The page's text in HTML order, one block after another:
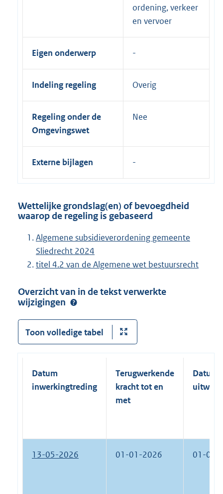
ordening, verkeer
en vervoer
Eigen onderwerp
Indeling regeling Overig
Regeling onder de
Omgevingswet
Nee
Externe bijlagen
Wettelijke grondslag(en) of bevoegdheid
waarop de regeling is gebaseerd
Algemene subsidieverordening gemeente
Sliedrecht 2024
titel 4.2 van de Algemene wet bestuursrecht
Overzicht van in de tekst verwerkte
wijzigingen
Toon volledige tabel
Datum
inwerkingtreding
Terugwerkende
kracht tot en
met
Datum
13-05-2026 01-01-2026 01-01-